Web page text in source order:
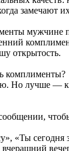
замечают
мужчине
открытость.
комплименты?
Но лучше —
«Ты сегодня